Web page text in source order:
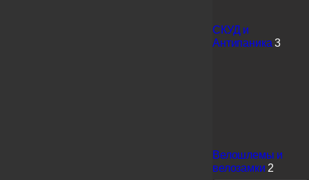
СКУД и
Антипаника 3
Велошлемы и
велозамки 2